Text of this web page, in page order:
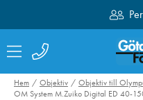
Fri
Hem Objektiv Objektiv till
OM System M.Zuiko Digital ED 40-